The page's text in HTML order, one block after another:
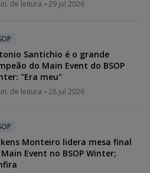
de leitura 29 jul 2026
Santichio é o grande
do Main Event do BSOP
"Era meu"
de leitura 28 jul 2026
Monteiro lidera mesa final
Event no BSOP Winter;